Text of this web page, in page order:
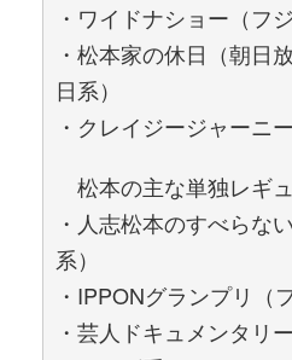
・ワイドナショー（フ
・松本家の休日（朝日
日系）
・クレイジージャーニ
松本の主な単独レギュ
・人志松本のすべらな
系）
・IPPONグランプリ（
・芸人ドキュメンタリ